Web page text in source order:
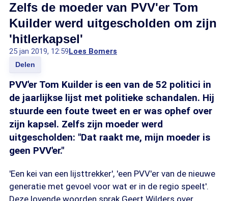
Zelfs de moeder van PVV'er Tom
Kuilder werd uitgescholden om zijn
'hitlerkapsel'
25 jan 2019, 12:59Loes Bomers
Delen
PVV'er Tom Kuilder is een van de 52 politici in
de jaarlijkse lijst met politieke schandalen. Hij
stuurde een foute tweet en er was ophef over
zijn kapsel. Zelfs zijn moeder werd
uitgescholden: "Dat raakt me, mijn moeder is
geen PVV'er."
'Een kei van een lijsttrekker', 'een PVV'er van de nieuwe
generatie met gevoel voor wat er in de regio speelt'.
Deze lovende woorden sprak Geert Wilders over